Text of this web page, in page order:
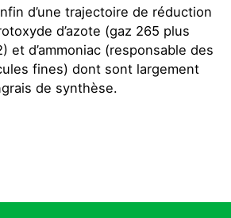
d’une trajectoire de réduction
d’azote (gaz 265 plus
et d’ammoniac (responsable des
fines) dont sont largement
de synthèse.